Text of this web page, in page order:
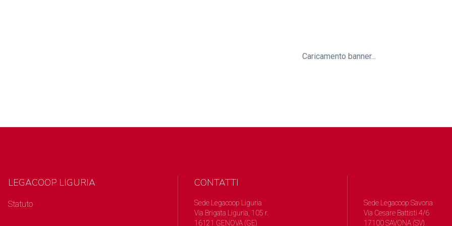
Caricamento banner...
LEGACOOP LIGURIA
Statuto
CONTATTI
Sede Legacoop Liguria
Via Brigata Liguria, 105 r.
16121 GENOVA (GE)
Sede Legacoop Savona
Via Cesare Battisti 4/6
17100 SAVONA (SV)